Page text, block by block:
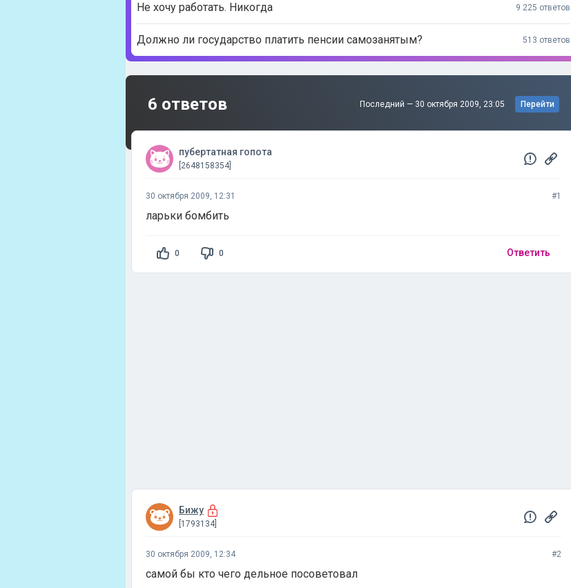
Не хочу работать. Никогда 9 225 ответов
Должно ли государство платить пенсии самозанятым? 513 ответов
6 ответов Последний — 30 октября 2009, 23:05 Перейти
пубертатная гопота
[2648158354]
30 октября 2009, 12:31 #1
ларьки бомбить
0 0 Ответить
Бижу
[1793134]
30 октября 2009, 12:34 #2
самой бы кто чего дельное посоветовал